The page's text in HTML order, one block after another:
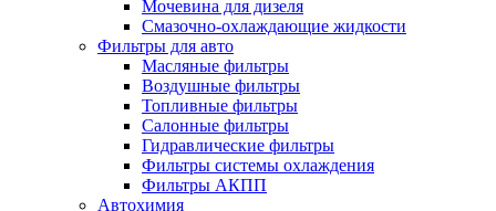
Мочевина для дизеля
Смазочно-охлаждающие жидкости
Фильтры для авто
Масляные фильтры
Воздушные фильтры
Топливные фильтры
Салонные фильтры
Гидравлические фильтры
Фильтры системы охлаждения
Фильтры АКПП
Автохимия